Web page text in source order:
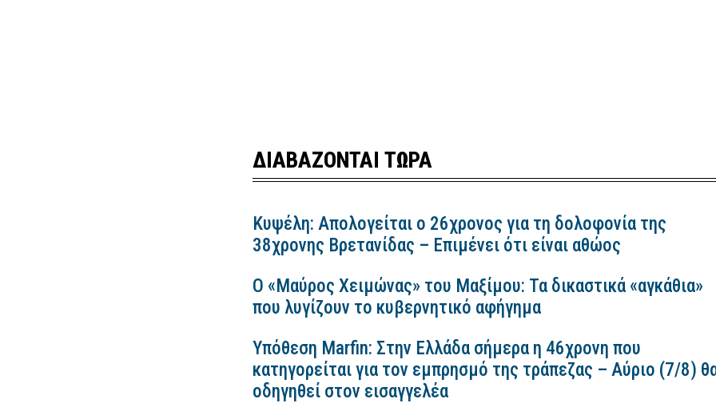
ΔΙΑΒΑΖΟΝΤΑΙ ΤΩΡΑ
Κυψέλη: Απολογείται ο 26χρονος για τη δολοφονία της
38χρονης Βρετανίδας – Επιμένει ότι είναι αθώος
Ο «Μαύρος Χειμώνας» του Μαξίμου: Τα δικαστικά «αγκάθια»
που λυγίζουν το κυβερνητικό αφήγημα
Υπόθεση Marfin: Στην Ελλάδα σήμερα η 46χρονη που
κατηγορείται για τον εμπρησμό της τράπεζας – Αύριο (7/8)
οδηγηθεί στον εισαγγελέα